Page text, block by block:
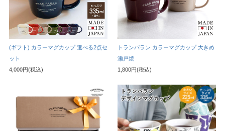
(ギフト) カラーマグカップ 選べる2点セ
ット
4,000円(税込)
トランパラン カラーマグカップ 大きめ
瀬戸焼
1,800円(税込)